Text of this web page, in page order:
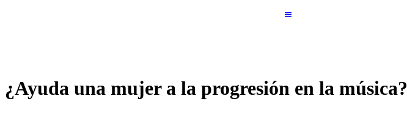
¿Ayuda una mujer a la progresión en la música?